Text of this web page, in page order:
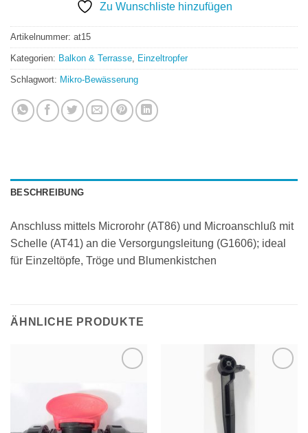
Zu Wunschliste hinzufügen
Artikelnummer: at15
Kategorien: Balkon & Terrasse, Einzeltropfer
Schlagwort: Mikro-Bewässerung
BESCHREIBUNG
Anschluss mittels Microrohr (AT86) und Microanschluß mit
Schelle (AT41) an die Versorgungsleitung (G1606); ideal
für Einzeltöpfe, Tröge und Blumenkistchen
ÄHNLICHE PRODUKTE
Wunschliste
hinzufügen